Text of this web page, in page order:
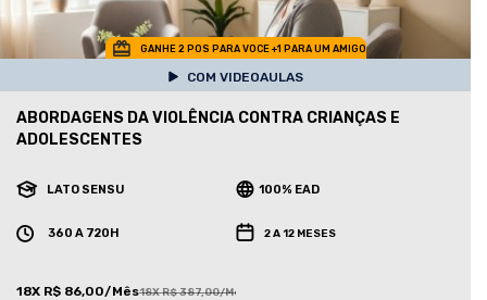
GANHE 2 POS PARA VOCE +1 PARA UM AMIGO
COM VIDEOAULAS
ABORDAGENS DA VIOLÊNCIA CONTRA CRIANÇAS E
ADOLESCENTES
LATO SENSU 100% EAD
360 A 720H 2 A 12 MESES
18X R$ 86,00/Mês18X R$ 387,00/Mês